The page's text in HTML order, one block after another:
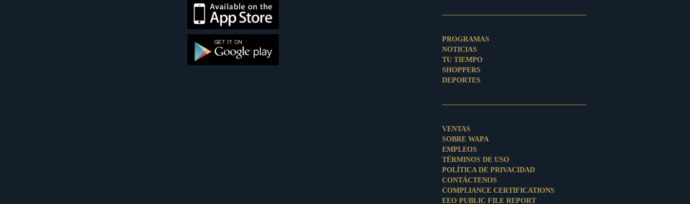
PROGRAMAS
NOTICIAS
TU TIEMPO
SHOPPERS
DEPORTES
VENTAS
SOBRE WAPA
EMPLEOS
TÉRMINOS DE USO
POLÍTICA DE PRIVACIDAD
CONTÁCTENOS
COMPLIANCE CERTIFICATIONS
EEO PUBLIC FILE REPORT